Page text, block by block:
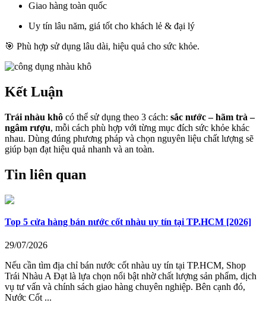
Giao hàng toàn quốc
Uy tín lâu năm, giá tốt cho khách lẻ & đại lý
🎯 Phù hợp sử dụng lâu dài, hiệu quả cho sức khỏe.
Kết Luận
Trái nhàu khô có thể sử dụng theo 3 cách: sắc nước – hãm trà –
ngâm rượu, mỗi cách phù hợp với từng mục đích sức khỏe khác
nhau. Dùng đúng phương pháp và chọn nguyên liệu chất lượng sẽ
giúp bạn đạt hiệu quả nhanh và an toàn.
Tin liên quan
Top 5 cửa hàng bán nước cốt nhàu uy tín tại TP.HCM [2026]
29/07/2026
Nếu cần tìm địa chỉ bán nước cốt nhàu uy tín tại TP.HCM, Shop
Trái Nhàu A Đạt là lựa chọn nổi bật nhờ chất lượng sản phẩm, dịch
vụ tư vấn và chính sách giao hàng chuyên nghiệp. Bên cạnh đó,
Nước Cốt ...